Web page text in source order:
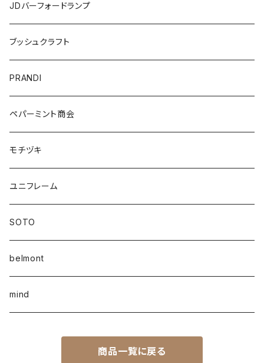
JDバーフォードランプ
ブッシュクラフト
PRANDI
ペパーミント商会
モチヅキ
ユニフレーム
SOTO
belmont
mind
商品一覧に戻る